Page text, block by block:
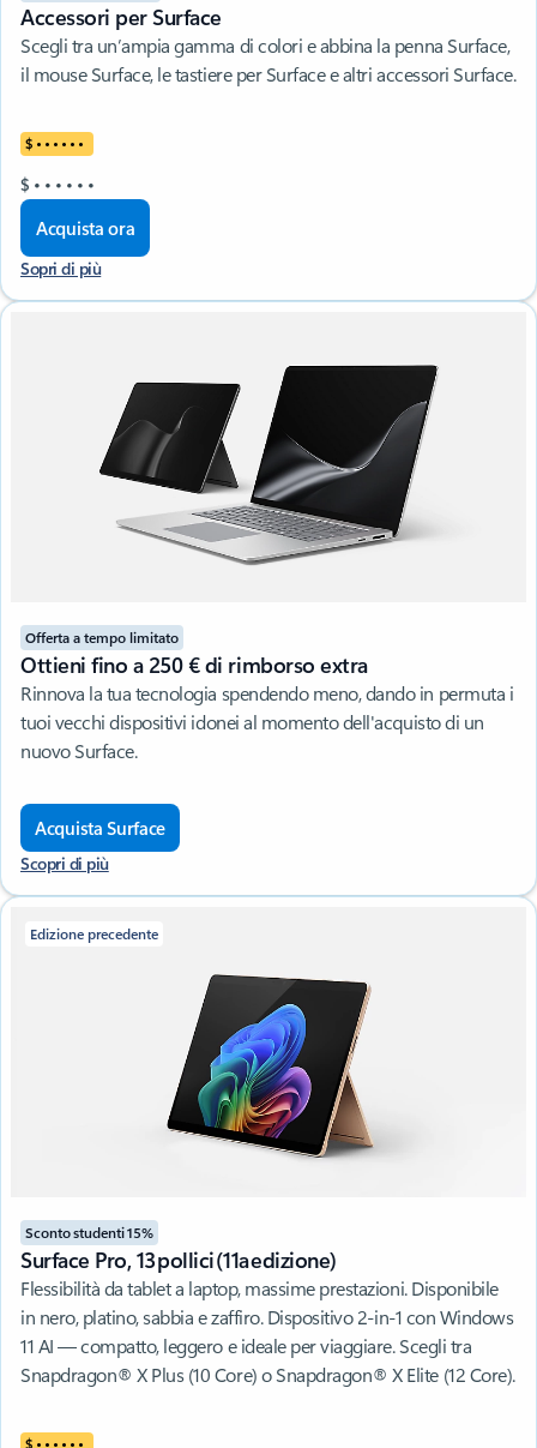
Accessori per Surface
Scegli tra un’ampia gamma di colori e abbina la penna Surface,
il mouse Surface, le tastiere per Surface e altri accessori Surface.
$ • • • • • •
$ • • • • • •
Acquista ora
Sopri di più
Offerta a tempo limitato
Ottieni fino a 250 € di rimborso extra
Rinnova la tua tecnologia spendendo meno, dando in permuta i
tuoi vecchi dispositivi idonei al momento dell'acquisto di un
nuovo Surface.
Acquista Surface
Scopri di più
Sconto studenti 15%
Edizione precedente
Surface Pro, 13 pollici (11a edizione)
Flessibilità da tablet a laptop, massime prestazioni. Disponibile
in nero, platino, sabbia e zaffiro. Dispositivo 2-in-1 con Windows
11 AI — compatto, leggero e ideale per viaggiare. Scegli tra
Snapdragon® X Plus (10 Core) o Snapdragon® X Elite (12 Core).
$ • • • • • •